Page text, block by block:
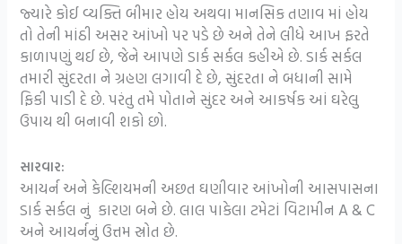
જ્યારે કોઈ વ્યક્તિ બીમાર હોય અથવા માનસિક તણાવ માં હોય
તો તેની માંઠી અસર આંખો પર પડે છે અને તેને લીધે આખ ફરતે
કાળાપણું થઈ છે, જેને આપણે ડાર્ક સર્કલ કહીએ છે. ડાર્ક સર્કલ
તમારી સુંદરતા ને ગ્રહણ લગાવી દે છે, સુંદરતા ને બધાની સામે
ફિકી પાડી દે છે. પરંતુ તમે પોતાને સુંદર અને આકર્ષક આં ઘરેલુ
ઉપાય થી બનાવી શકો છો.
સારવાર:
આયર્ન અને કેલ્શિયમની અછત ઘણીવાર આંખોની આસપાસના
ડાર્ક સર્કલ નું કારણ બને છે. લાલ પાકેલા ટમેટાં વિટામીન A & C
અને આયર્નનું ઉત્તમ સ્રોત છે.